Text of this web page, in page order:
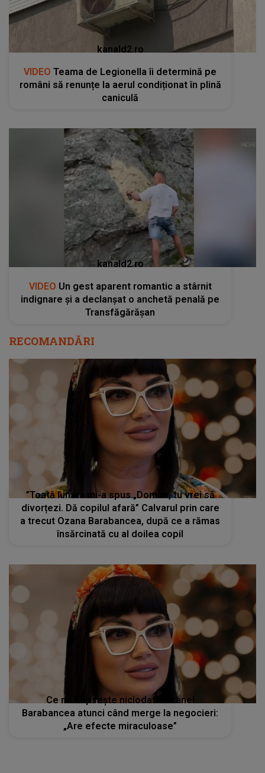
kanald2.ro
VIDEO Teama de Legionella îi determină pe
români să renunțe la aerul condiționat în plină
caniculă
kanald2.ro
VIDEO Un gest aparent romantic a stârnit
indignare și a declanșat o anchetă penală pe
Transfăgărășan
RECOMANDĂRI
”Toată lumea mi-a spus „Domne, tu vrei să
divorțezi. Dă copilul afară” Calvarul prin care
a trecut Ozana Barabancea, după ce a rămas
însărcinată cu al doilea copil
Ce nu îi lipsește niciodată Ozanei
Barabancea atunci când merge la negocieri:
„Are efecte miraculoase”